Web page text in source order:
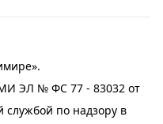
ЭЛ № ФС 77 - 83032 от
службой по надзору в